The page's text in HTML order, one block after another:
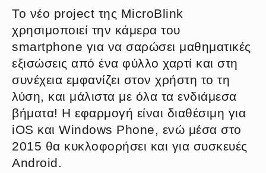
Το νέο project της MicroBlink
χρησιμοποιεί την κάμερα του
smartphone για να σαρώσει μαθηματικές
εξισώσεις από ένα φύλλο χαρτί και στη
συνέχεια εμφανίζει στον χρήστη το τη
λύση, και μάλιστα με όλα τα ενδιάμεσα
βήματα! Η εφαρμογή είναι διαθέσιμη για
iOS και Windows Phone, ενώ μέσα στο
2015 θα κυκλοφορήσει και για συσκευές
Android.